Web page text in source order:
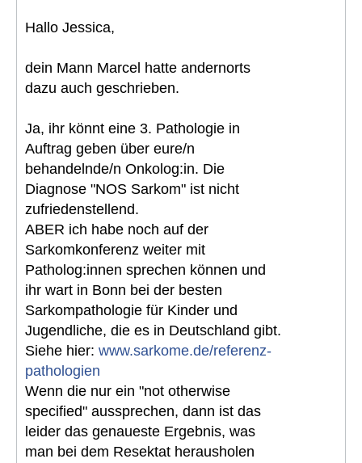
Hallo Jessica,
dein Mann Marcel hatte andernorts
dazu auch geschrieben.
Ja, ihr könnt eine 3. Pathologie in
Auftrag geben über eure/n
behandelnde/n Onkolog:in. Die
Diagnose "NOS Sarkom" ist nicht
zufriedenstellend.
ABER ich habe noch auf der
Sarkomkonferenz weiter mit
Patholog:innen sprechen können und
ihr wart in Bonn bei der besten
Sarkompathologie für Kinder und
Jugendliche, die es in Deutschland gibt.
Siehe hier: www.sarkome.de/referenz-
pathologien
Wenn die nur ein "not otherwise
specified" aussprechen, dann ist das
leider das genaueste Ergebnis, was
man bei dem Resektat herausholen